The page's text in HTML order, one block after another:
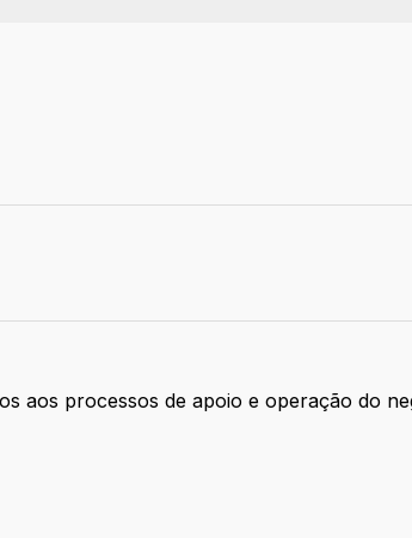
aos processos de apoio e operação do